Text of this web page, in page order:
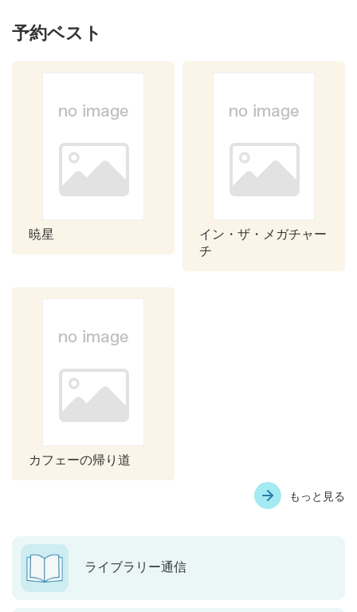
予約ベスト
暁星
イン・ザ・メガチャー
チ
カフェーの帰り道
もっと見る
ライブラリー通信